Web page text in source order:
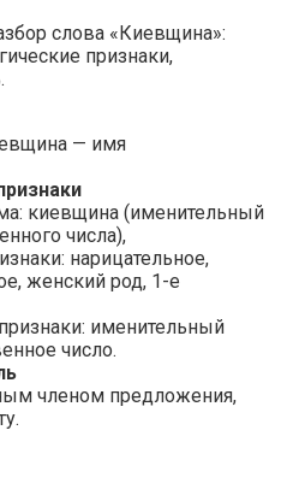
слова «Киевщина»:
признаки,
— имя
киевщина (именительный
числа),
нарицательное,
женский род, 1-е
именительный
число.
членом предложения,